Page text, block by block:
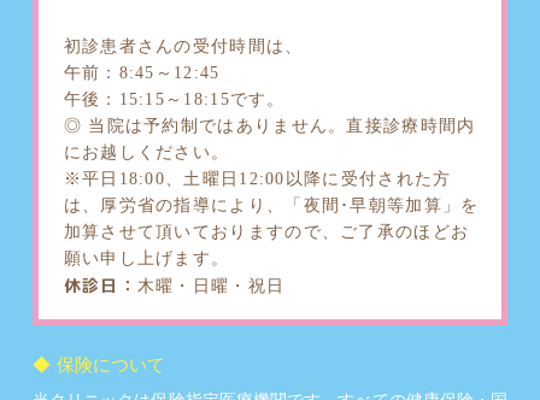
初診患者さんの受付時間は、
午前：8:45～12:45
午後：15:15～18:15です。
◎ 当院は予約制ではありません。直接診療時間内
にお越しください。
※平日18:00、土曜日12:00以降に受付された方
は、厚労省の指導により、「夜間･早朝等加算」を
加算させて頂いておりますので、ご了承のほどお
願い申し上げます。
休診日： 木曜・日曜・祝日
保険について